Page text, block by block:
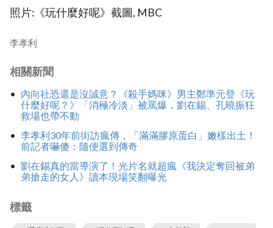
照片:《玩什麼好呢》截圖, MBC
李孝利
相關新聞
內向社恐還是沒誠意？《殺手媽咪》男主鄭準元登《玩
什麼好呢？》「消極冷淡」被罵爆，劉在錫、孔曉振狂
救場也帶不動
李孝利30年前街訪瘋傳，「滿滿膠原蛋白」嫩樣出土！
前記者嚇傻：隨便選到傳奇
劉在錫真的當導演了！光片名就超瘋《我決定奪回被弟
弟搶走的女人》讀本現場笑翻曝光
標籤